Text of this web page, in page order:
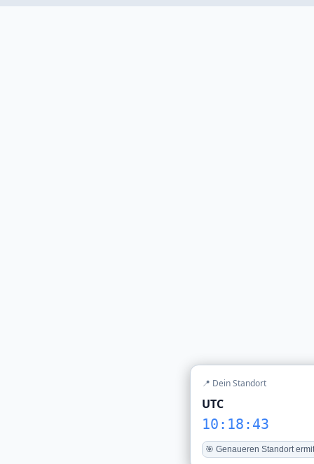
📍 Dein Standort
UTC
10:18:43
🎯 Genaueren Standort